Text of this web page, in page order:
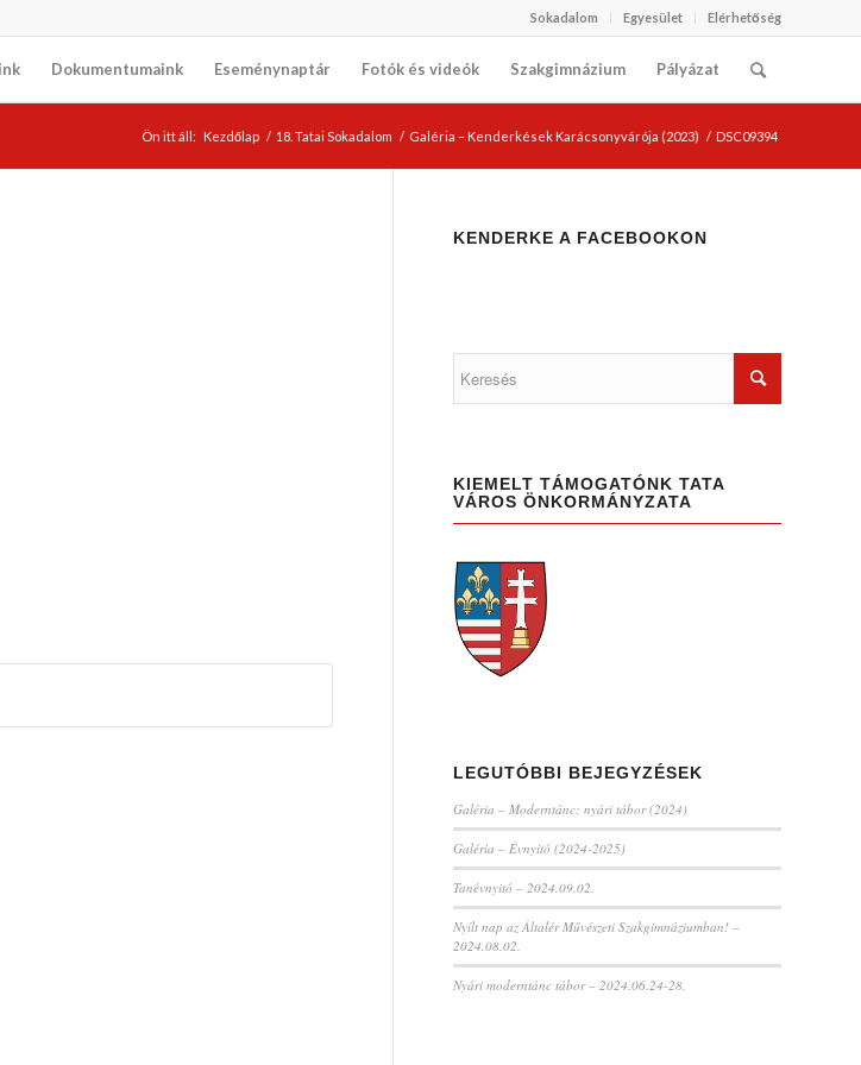
Sokadalom Egyesület Elérhetőség
Dokumentumaink Eseménynaptár Fotók és videók Szakgimnázium Pályázat
Ön itt áll: Kezdőlap / 18. Tatai Sokadalom / Galéria – Kenderkések Karácsonyvárója (2023) / DSC09394
KENDERKE A FACEBOOKON
KIEMELT TÁMOGATÓNK TATA
VÁROS ÖNKORMÁNYZATA
LEGUTÓBBI BEJEGYZÉSEK
Galéria – Moderntánc: nyári tábor (2024)
Galéria – Évnyitó (2024-2025)
Tanévnyitó – 2024.09.02.
Nyílt nap az Általér Művészeti Szakgimnáziumban! –
2024.08.02.
Nyári moderntánc tábor – 2024.06.24-28.